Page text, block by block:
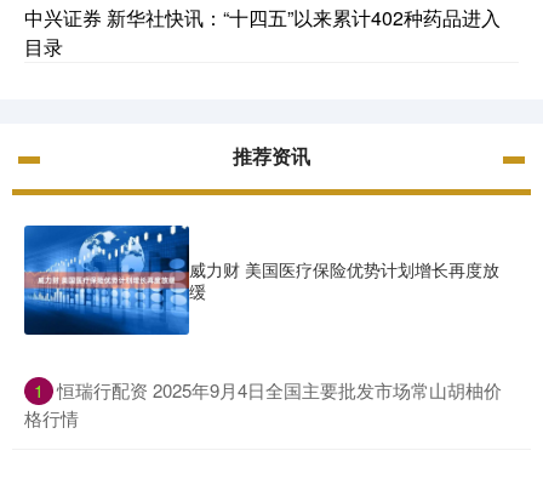
中兴证券 新华社快讯：“十四五”以来累计402种药品进入
目录
推荐资讯
威力财 美国医疗保险优势计划增长再度放
缓
1
​恒瑞行配资 2025年9月4日全国主要批发市场常山胡柚价
格行情